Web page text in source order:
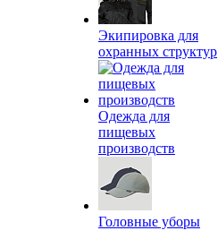
Экипировка для
охранных структур
Одежда для
пищевых
производств
Головные уборы